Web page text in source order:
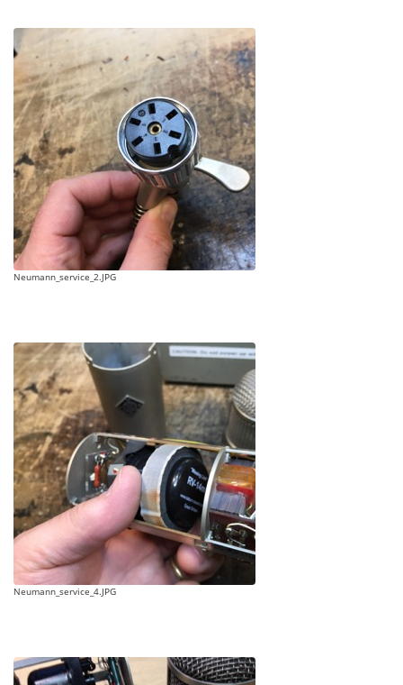
Neumann_service_2.JPG
Neumann_service_4.JPG